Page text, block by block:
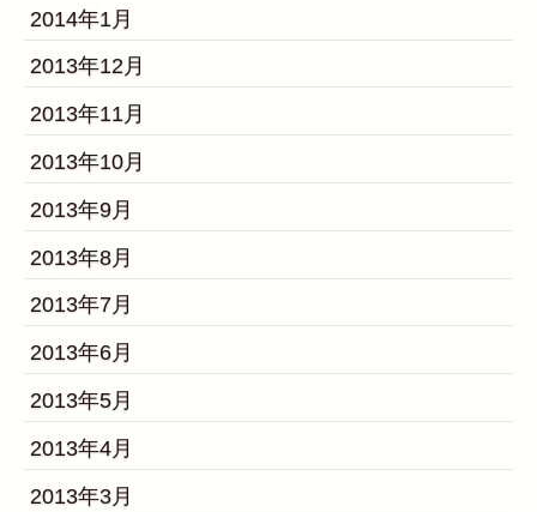
2014年1月
2013年12月
2013年11月
2013年10月
2013年9月
2013年8月
2013年7月
2013年6月
2013年5月
2013年4月
2013年3月